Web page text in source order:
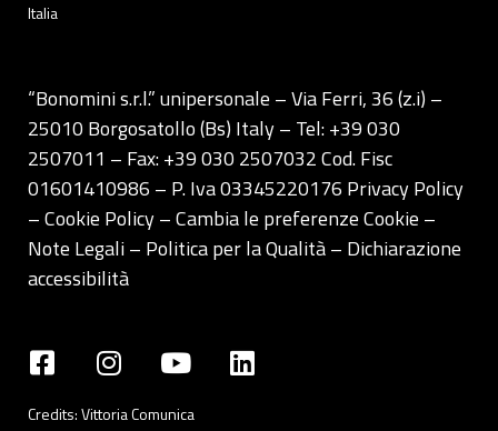
Italia
“Bonomini s.r.l.” unipersonale – Via Ferri, 36 (z.i) –
25010 Borgosatollo (Bs) Italy – Tel: +39 030
2507011 – Fax: +39 030 2507032 Cod. Fisc
01601410986 – P. Iva 03345220176 Privacy Policy
– Cookie Policy –Cambia le preferenze Cookie –
Note Legali– Politica per la Qualità– Dichiarazione
accessibilità
Credits:Vittoria Comunica